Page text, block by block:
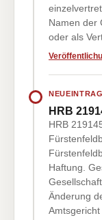
Namen der
oder als
HRB
HRB
Haftung.
Änderung